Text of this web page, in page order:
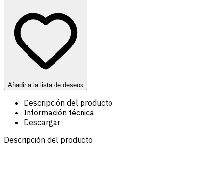
Añadir a la lista de deseos
Descripción del producto
Información técnica
Descargar
Descripción del producto